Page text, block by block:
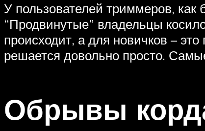
У пользователей триммеров, как
“Продвинутые” владельцы
происходит, а для новичков –
решается довольно просто.
Обрывы